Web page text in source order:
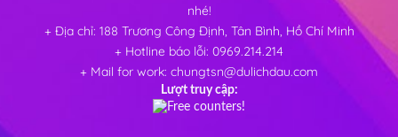
nhé!
+ Địa chỉ: 188 Trương Công Định, Tân Bình, Hồ Chí Minh
+ Hotline báo lỗi: 0969.214.214
+ Mail for work: chungtsn@dulichdau.com
Lượt truy cập: